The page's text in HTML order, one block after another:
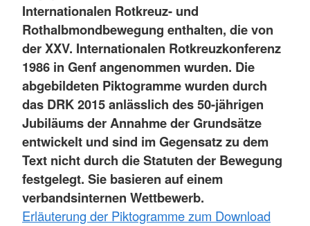
Internationalen Rotkreuz- und
Rothalbmondbewegung enthalten, die von
der XXV. Internationalen Rotkreuzkonferenz
1986 in Genf angenommen wurden. Die
abgebildeten Piktogramme wurden durch
das DRK 2015 anlässlich des 50-jährigen
Jubiläums der Annahme der Grundsätze
entwickelt und sind im Gegensatz zu dem
Text nicht durch die Statuten der Bewegung
festgelegt. Sie basieren auf einem
verbandsinternen Wettbewerb.
Erläuterung der Piktogramme zum Download